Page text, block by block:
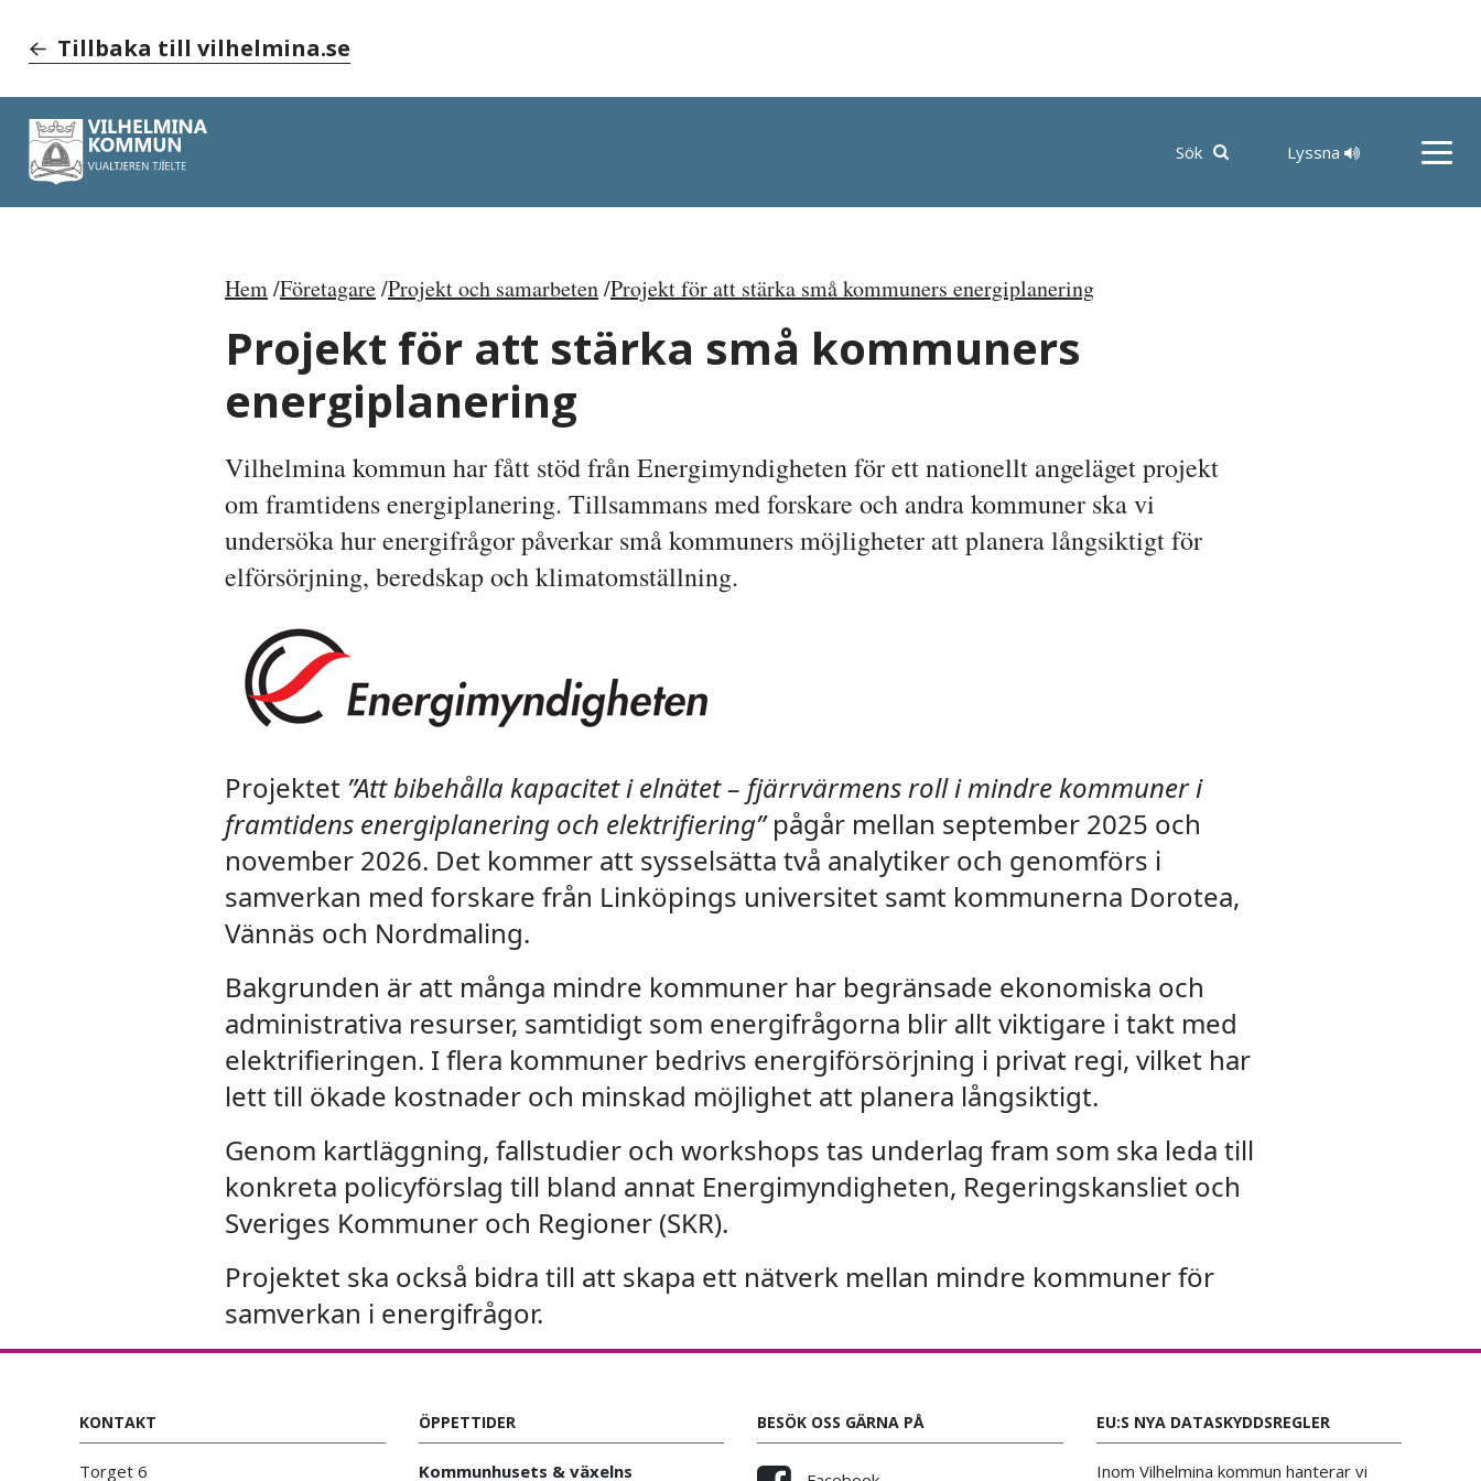
Tillbaka till vilhelmina.se
Sök Lyssna
Hem Företagare Projekt och samarbeten Projekt för att stärka små kommuners energiplanering
Projekt för att stärka små kommuners
energiplanering
Vilhelmina kommun har fått stöd från Energimyndigheten för ett nationellt angeläget projekt
om framtidens energiplanering. Tillsammans med forskare och andra kommuner ska vi
undersöka hur energifrågor påverkar små kommuners möjligheter att planera långsiktigt för
elförsörjning, beredskap och klimatomställning.
Projektet ”Att bibehålla kapacitet i elnätet – fjärrvärmens roll i mindre kommuner i
framtidens energiplanering och elektrifiering”pågår mellan september 2025 och
november 2026. Det kommer att sysselsätta två analytiker och genomförs i
samverkan med forskare från Linköpings universitet samt kommunerna Dorotea,
Vännäs och Nordmaling.
Bakgrunden är att många mindre kommuner har begränsade ekonomiska och
administrativa resurser, samtidigt som energifrågorna blir allt viktigare i takt med
elektrifieringen. I flera kommuner bedrivs energiförsörjning i privat regi, vilket har
lett till ökade kostnader och minskad möjlighet att planera långsiktigt.
Genom kartläggning, fallstudier och workshops tas underlag fram som ska leda till
konkreta policyförslag till bland annat Energimyndigheten, Regeringskansliet och
Sveriges Kommuner och Regioner (SKR).
Projektet ska också bidra till att skapa ett nätverk mellan mindre kommuner för
samverkan i energifrågor.
KONTAKT
Torget 6
ÖPPETTIDER
Kommunhusets & växelns
BESÖK OSS GÄRNA PÅ EU:S NYA DATASKYDDSREGLER
Inom Vilhelmina kommun hanterar vi